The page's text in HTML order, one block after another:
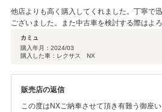
他店よりも高く購入してくれました。丁寧で
ございました。また中古車を検討する際はよ
カミュ
購入年月： 2024/03
購入した車：レクサス NX
販売店の返信
この度はNXご納車させて頂き有難う御座